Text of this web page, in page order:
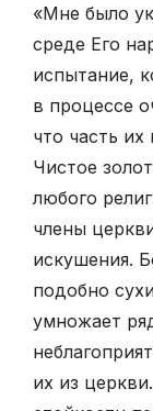
«Мне было
среде Его
испытание,
в процессе
что часть
Чистое
любого
члены
искушения.
подобно
умножает
их из